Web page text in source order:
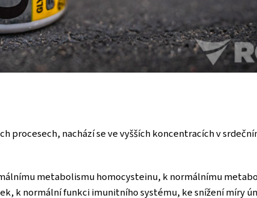
procesech, nachází se ve vyšších koncentracích v
metabolismu homocysteinu, k normálnímu
k normální funkci imunitního systému, ke snížení míry